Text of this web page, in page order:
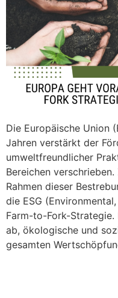
Die Europäische Union
Jahren verstärkt der
umweltfreundlicher
Bereichen
Rahmen dieser
die ESG
Farm-to-Fork-
ab, ökologische und
gesamten